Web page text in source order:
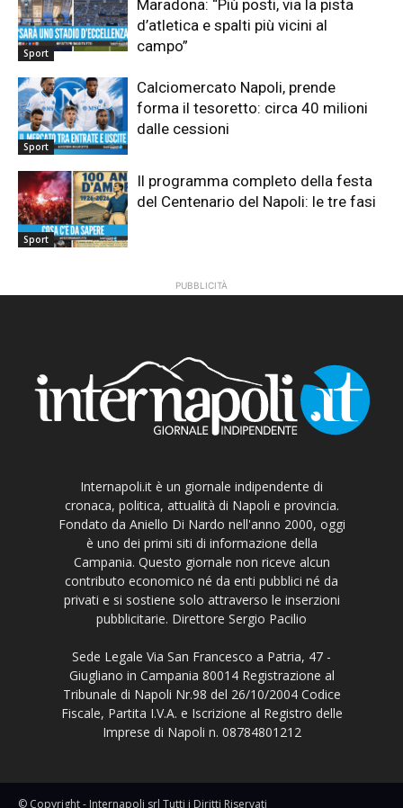
Sport
Maradona: “Più posti, via la pista
d’atletica e spalti più vicini al
campo”
Sport
Calciomercato Napoli, prende
forma il tesoretto: circa 40 milioni
dalle cessioni
Sport
Il programma completo della festa
del Centenario del Napoli: le tre fasi
PUBBLICITÀ
Internapoli.it è un giornale indipendente di
cronaca, politica, attualità di Napoli e provincia.
Fondato da Aniello Di Nardo nell'anno 2000, oggi
è uno dei primi siti di informazione della
Campania. Questo giornale non riceve alcun
contributo economico né da enti pubblici né da
privati e si sostiene solo attraverso le inserzioni
pubblicitarie. Direttore Sergio Pacilio
Sede Legale Via San Francesco a Patria, 47 -
Giugliano in Campania 80014 Registrazione al
Tribunale di Napoli Nr.98 del 26/10/2004 Codice
Fiscale, Partita I.V.A. e Iscrizione al Registro delle
Imprese di Napoli n. 08784801212
© Copyright - Internapoli srl Tutti i Diritti Riservati